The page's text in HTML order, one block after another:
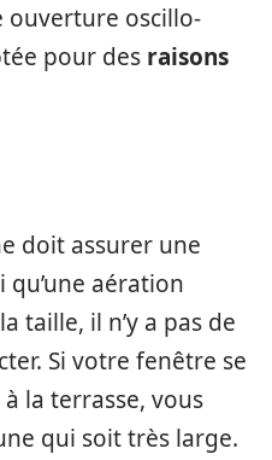
ouverture oscillo-
pour des raisons
doit assurer une
aération
taille, il n’y a pas de
Si votre fenêtre se
la terrasse, vous
qui soit très large.